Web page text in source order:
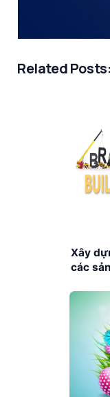
Related Posts:
Xây
các